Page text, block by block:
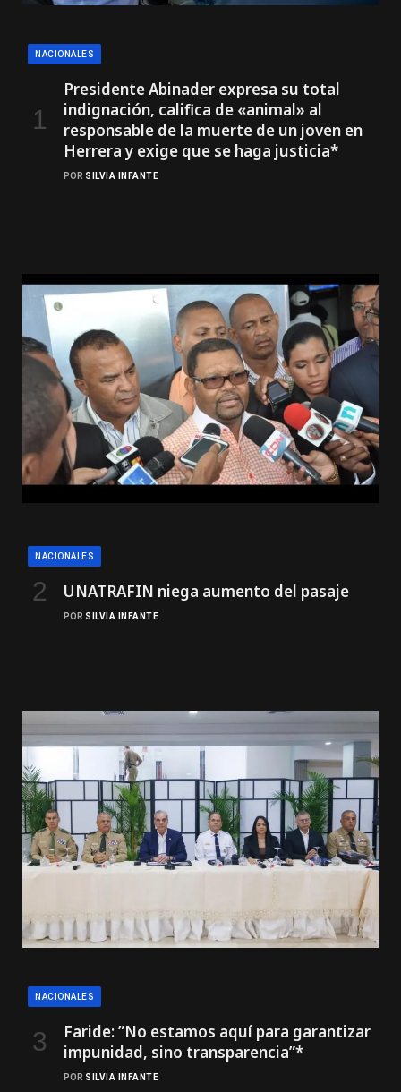
NACIONALES
Presidente Abinader expresa su total
indignación, califica de «animal» al
responsable de la muerte de un joven en
Herrera y exige que se haga justicia*
POR SILVIA INFANTE
NACIONALES
UNATRAFIN niega aumento del pasaje
POR SILVIA INFANTE
NACIONALES
Faride: ”No estamos aquí para garantizar
impunidad, sino transparencia”*
POR SILVIA INFANTE